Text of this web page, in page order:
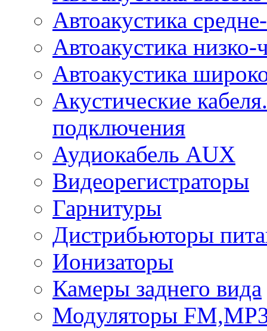
Автоакустика
Автоакустика низко-
Автоакустика
Акустические
подключения
Аудиокабель AUX
Видеорегистраторы
Гарнитуры
Дистрибьюторы
Ионизаторы
Камеры заднего вида
Модуляторы